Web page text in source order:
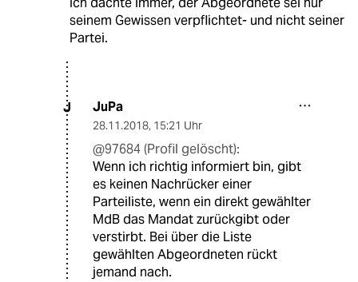
seinem Gewissen verpflichtet- und nicht seiner
Partei.
J JuPa
28.11.2018, 15:21 Uhr
@97684 (Profil gelöscht):
Wenn ich richtig informiert bin, gibt
es keinen Nachrücker einer
Parteiliste, wenn ein direkt gewählter
MdB das Mandat zurückgibt oder
verstirbt. Bei über die Liste
gewählten Abgeordneten rückt
jemand nach.